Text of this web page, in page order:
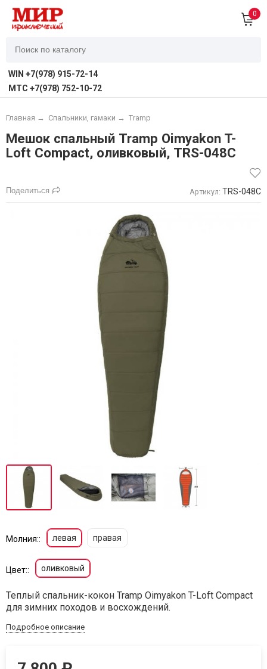
0
WIN +7(978) 915-72-14
MTC +7(978) 752-10-72
Главная → Спальники, гамаки → Tramp
Мешок спальный Tramp Oimyakon T-
Loft Compact, оливковый, TRS-048С
Поделиться Артикул: TRS-048С
Молния:: левая правая
Цвет:: оливковый
Теплый спальник-кокон Tramp Oimyakon T-Loft Compact
для зимних походов и восхождений.
Подробное описание